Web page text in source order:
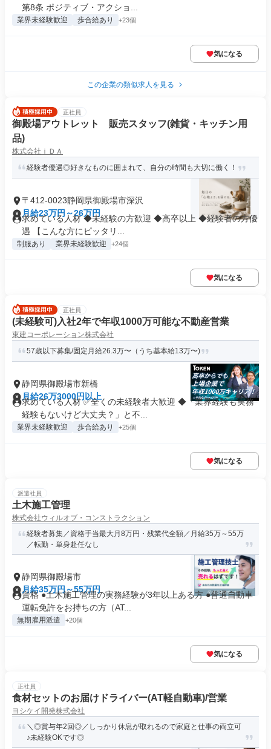
第8条 ポジティブ・アクショ...
業界未経験歓迎 歩合給あり +23個
気になる
この企業の類似求人を見る
正社員
御殿場アウトレット 販売スタッフ(雑貨・キッチン用
品)
株式会社ｉＤＡ
経験者優遇◎好きなものに囲まれて、自分の時間も大切に働く！
〒412-0023静岡県御殿場市深沢
月給23万円～26万円
求めている人材 ◆未経験の方歓迎 ◆高卒以上 ◆経験者の方優
遇 【こんな方にピッタリ...
制服あり 業界未経験歓迎 +24個
気になる
正社員
(未経験可)入社2年で年収1000万可能な不動産営業
東建コーポレーション株式会社
57歳以下募集/固定月給26.3万〜（うち基本給13万〜)
静岡県御殿場市新橋
月給26万3000円以上
求めている人材 ✅全くの未経験者大歓迎 ◆「業界経験も実務
経験もないけど大丈夫？」と不...
業界未経験歓迎 歩合給あり +25個
気になる
派遣社員
土木施工管理
株式会社ウィルオブ・コンストラクション
経験者募集／資格手当最大月8万円・残業代全額／月給35万～55万
／転勤・単身赴任なし
静岡県御殿場市
月給35万円～55万円
資格 ●土木施工管理の実務経験が3年以上ある方 ●普通自動車
運転免許をお持ちの方（AT...
無期雇用派遣 +20個
気になる
正社員
食材セットのお届けドライバー(AT軽自動車)/営業
ヨシケイ開発株式会社
＼◎賞与年2回◎／しっかり休息が取れるので家庭と仕事の両立可
♪未経験OKです◎